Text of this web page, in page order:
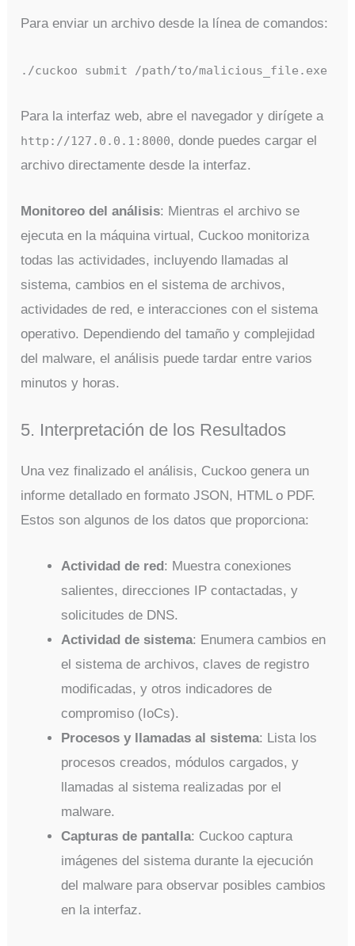
Para enviar un archivo desde la línea de comandos:
./cuckoo submit /path/to/malicious_file.exe
Para la interfaz web, abre el navegador y dirígete a
http://127.0.0.1:8000, donde puedes cargar el
archivo directamente desde la interfaz.
Monitoreo del análisis: Mientras el archivo se
ejecuta en la máquina virtual, Cuckoo monitoriza
todas las actividades, incluyendo llamadas al
sistema, cambios en el sistema de archivos,
actividades de red, e interacciones con el sistema
operativo. Dependiendo del tamaño y complejidad
del malware, el análisis puede tardar entre varios
minutos y horas.
5. Interpretación de los Resultados
Una vez finalizado el análisis, Cuckoo genera un
informe detallado en formato JSON, HTML o PDF.
Estos son algunos de los datos que proporciona:
Actividad de red : Muestra conexiones
salientes, direcciones IP contactadas, y
solicitudes de DNS.
Actividad de sistema: Enumera cambios en
el sistema de archivos, claves de registro
modificadas, y otros indicadores de
compromiso (IoCs).
Procesos y llamadas al sistema: Lista los
procesos creados, módulos cargados, y
llamadas al sistema realizadas por el
malware.
Capturas de pantalla: Cuckoo captura
imágenes del sistema durante la ejecución
del malware para observar posibles cambios
en la interfaz.